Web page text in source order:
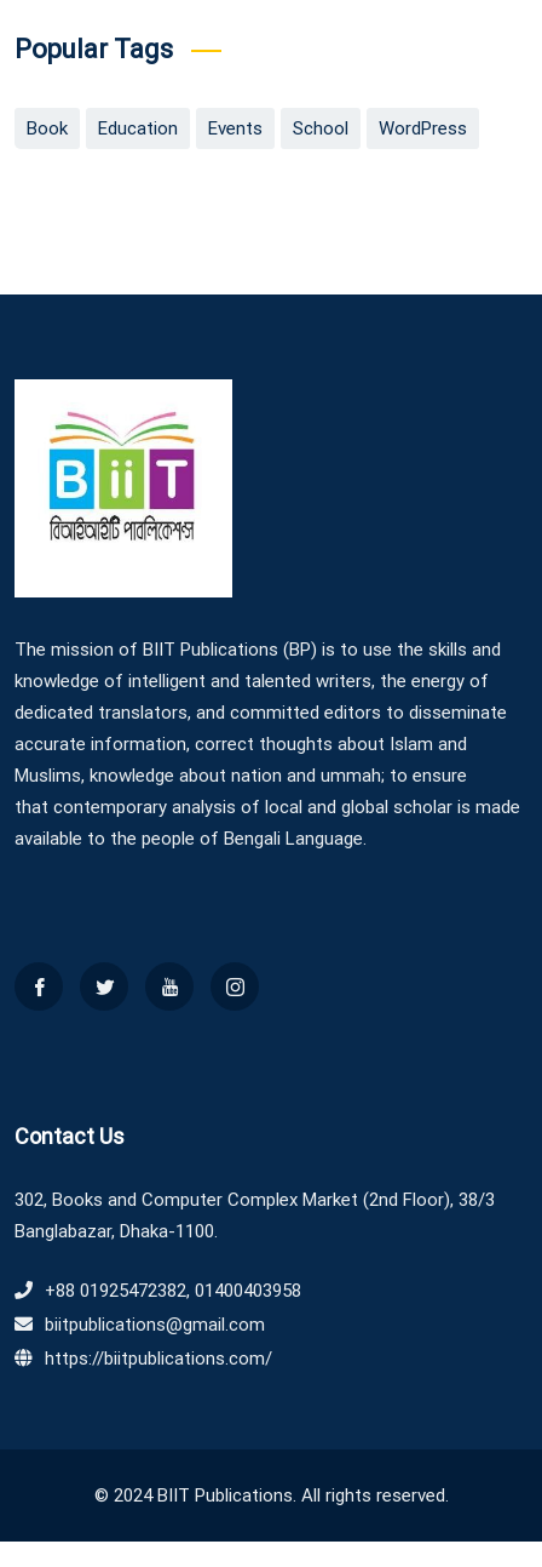
Popular Tags
Book Education Events School WordPress
The mission of BIIT Publications (BP) is to use the skills and
knowledge of intelligent and talented writers, the energy of
dedicated translators, and committed editors to disseminate
accurate information, correct thoughts about Islam and
Muslims, knowledge about nation and ummah; to ensure
that contemporary analysis of local and global scholar is made
available to the people of Bengali Language.
Contact Us
302, Books and Computer Complex Market (2nd Floor), 38/3
Banglabazar, Dhaka-1100.
+88 01925472382, 01400403958
biitpublications@gmail.com
https://biitpublications.com/
© 2024 BIIT Publications. All rights reserved.